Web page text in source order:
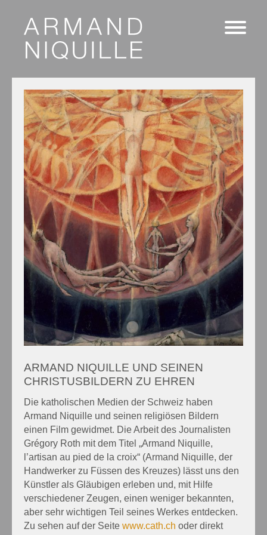
ARMAND NIQUILLE UND SEINEN
CHRISTUSBILDERN ZU EHREN
Die katholischen Medien der Schweiz haben
Armand Niquille und seinen religiösen Bildern
einen Film gewidmet. Die Arbeit des Journalisten
Grégory Roth mit dem Titel „Armand Niquille,
l’artisan au pied de la croix“ (Armand Niquille, der
Handwerker zu Füssen des Kreuzes) lässt uns den
Künstler als Gläubigen erleben und, mit Hilfe
verschiedener Zeugen, einen weniger bekannten,
aber sehr wichtigen Teil seines Werkes entdecken.
Zu sehen auf der Seite www.cath.ch oder direkt